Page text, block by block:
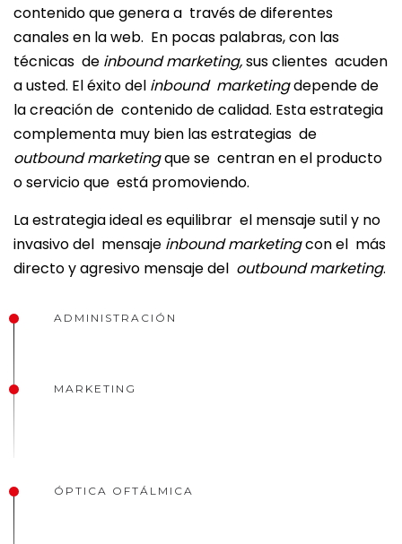
contenido que genera a través de diferentes
canales en la web. En pocas palabras, con las
técnicas de inbound marketing,sus clientes acuden
a usted. El éxito del inbound marketingdepende de
la creación de contenido de calidad. Esta estrategia
complementa muy bien las estrategias de
outbound marketingque se centran en el producto
o servicio que está promoviendo.
La estrategia ideal es equilibrar el mensaje sutil y no
invasivo del mensaje inbound marketingcon el más
directo y agresivo mensaje del outbound marketing.
ADMINISTRACIÓN
MARKETING
ÓPTICA OFTÁLMICA